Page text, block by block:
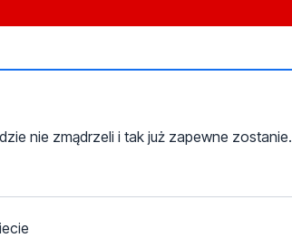
nie zmądrzeli i tak już zapewne zostanie.